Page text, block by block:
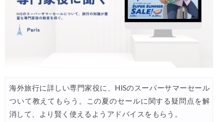
海外旅行に詳しい専門家役に、HISのスーパーサマーセール
ついて教えてもらう。この夏のセールに関する疑問点を解
消して、より賢く使えるようアドバイスをもらう。